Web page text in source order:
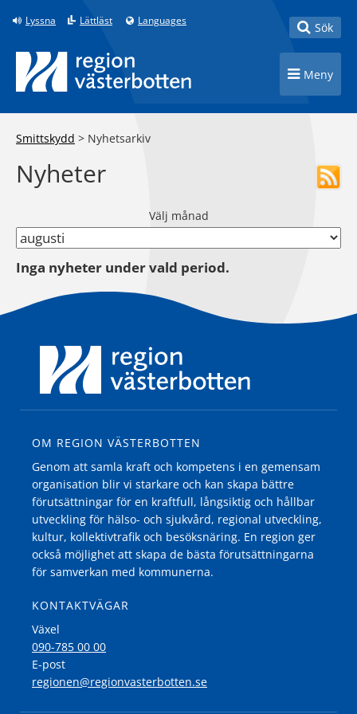
Till innehåll på sidan
Lyssna Lättläst Languages Toggle
Sök
Toggle
Meny
Smittskydd > Nyhetsarkiv
Nyheter
Välj månad
Inga nyheter under vald period.
OM REGION VÄSTERBOTTEN
Genom att samla kraft och kompetens i en gemensam
organisation blir vi starkare och kan skapa bättre
förutsättningar för en kraftfull, långsiktig och hållbar
utveckling för hälso- och sjukvård, regional utveckling,
kultur, kollektivtrafik och besöksnäring. En region ger
också möjlighet att skapa de bästa förutsättningarna
för samverkan med kommunerna.
KONTAKTVÄGAR
Växel
090-785 00 00
E-post
regionen@regionvasterbotten.se